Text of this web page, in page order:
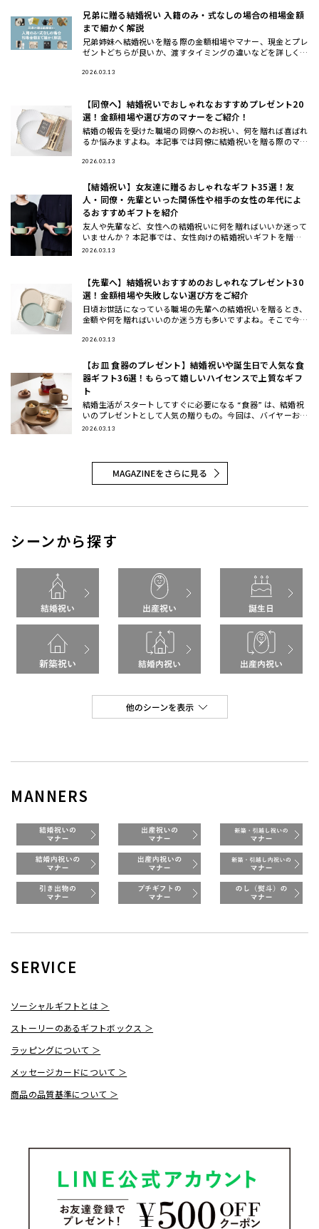
兄弟に贈る結婚祝い 入籍のみ・式なしの場合の相場金額
まで細かく解説
兄弟姉妹へ結婚祝いを贈る際の金額相場やマナー、現金とプレ
ゼントどちらが良いか、渡すタイミングの違いなどを詳しく解
いギフトの選
2026.03.13
【同僚へ】結婚祝いでおしゃれなおすすめプレゼント20
選！金額相場や選び方のマナーをご紹介！
結婚の報告を受けた職場の同僚へのお祝い、何を贈れば喜ばれ
るか悩みますよね。本記事では同僚に結婚祝いを贈る際のマナ
ゼント20選
2026.03.13
【結婚祝い】女友達に贈るおしゃれなギフト35選！友
人・同僚・先輩といった関係性や相手の女性の年代によ
るおすすめギフトを紹介
友人や先輩など、女性への結婚祝いに何を贈ればいいか迷って
いませんか？ 本記事では、女性向けの結婚祝いギフトを贈る
相手別（女友達・同僚・先輩/上司・後輩/部下）と、年代別
2026.03.13
【先輩へ】結婚祝いおすすめのおしゃれなプレゼント30
選！金額相場や失敗しない選び方をご紹介
日頃お世話になっている職場の先輩への結婚祝いを贈るとき、
金額や何を贈ればいいのか迷う方も多いですよね。そこで今回
などのマナー
2026.03.13
【お皿 食器のプレゼント】結婚祝いや誕生日で人気な食
器ギフト36選！もらって嬉しいハイセンスで上質なギフ
ト
結婚生活がスタートしてすぐに必要になる “食器” は、結婚祝
いのプレゼントとして人気の贈りもの。今回は、バイヤーおす
すめの食器ギフトをご紹介します。大切な方に喜んでもらえる
2026.03.13
シーンから探す
MANNERS
SERVICE
ソーシャルギフトとは ＞
ストーリーのあるギフトボックス ＞
ラッピングについて ＞
メッセージカードについて ＞
商品の品質基準について ＞